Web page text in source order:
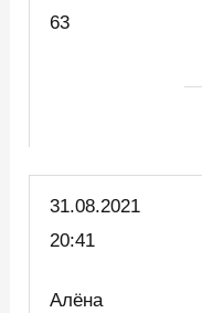
63
31.08.2021
20:41
Алёна